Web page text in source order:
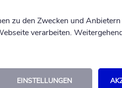
ist, dass bei
geführt werden,
der muss sich erst
Und diese
zu den Zwecken und
verarbeiten.
EINSTELLUNGEN